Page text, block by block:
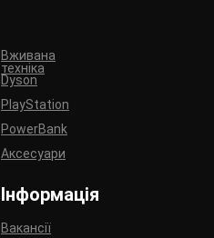
Вживана
техніка
Dyson
PlayStation
PowerBank
Аксесуари
Інформація
Вакансії